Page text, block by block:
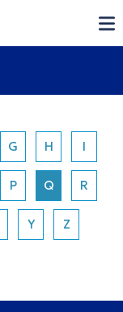
G H I
P Q R
Y Z